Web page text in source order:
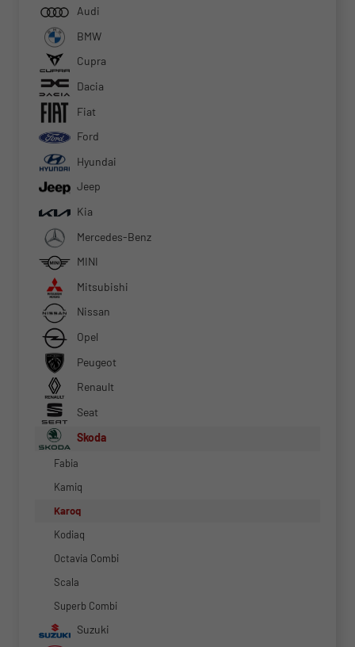
Audi
BMW
Cupra
Dacia
Fiat
Ford
Hyundai
Jeep
Kia
Mercedes-Benz
MINI
Mitsubishi
Nissan
Opel
Peugeot
Renault
Seat
Skoda
Fabia
Kamiq
Karoq
Kodiaq
Octavia Combi
Scala
Superb Combi
Suzuki